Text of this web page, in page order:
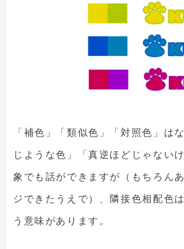
「補色」「類似色」「対照色」は
じような色」「真逆ほどじゃない
象でも話ができますが（もちろん
ジできたうえで）、隣接色相配色は
う意味があります。